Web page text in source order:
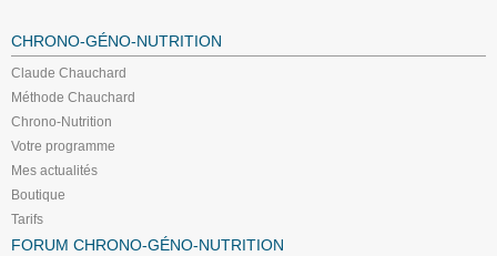
CHRONO-GÉNO-NUTRITION
Claude Chauchard
Méthode Chauchard
Chrono-Nutrition
Votre programme
Mes actualités
Boutique
Tarifs
FORUM CHRONO-GÉNO-NUTRITION